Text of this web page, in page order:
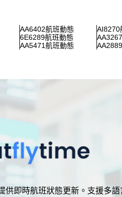
AA6402航班動態 AI8270
6E6289航班動態
AA5471航班動態
時航班狀態更新。支援多語